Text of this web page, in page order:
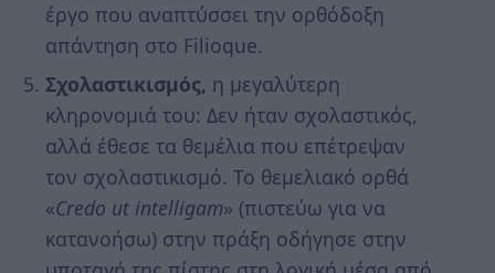
έργο που αναπτύσσει την ορθόδοξη
απάντηση στο Filioque.
Σχολαστικισμός, η μεγαλύτερη
κληρονομιά του: Δεν ήταν σχολαστικός,
αλλά έθεσε τα θεμέλια που επέτρεψαν
τον σχολαστικισμό. Το θεμελιακό ορθά
«Credo ut intelligam» (πιστεύω για να
κατανοήσω) στην πράξη οδήγησε στην